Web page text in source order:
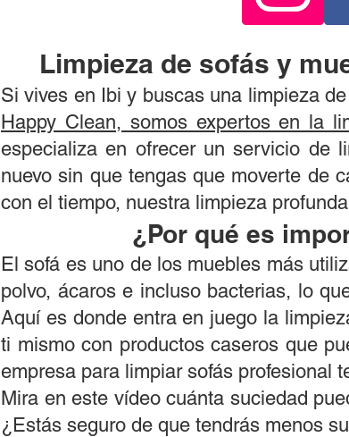
Limpieza de sofás y
Si vives en Ibi y buscas una limpieza
Happy Clean, somos expertos en la
especializa en ofrecer un servicio de
nuevo sin que tengas que moverte de
con el tiempo, nuestra limpieza
¿Por qué es
El sofá es uno de los muebles más
polvo, ácaros e incluso bacterias, lo
Aquí es donde entra en juego la
ti mismo con productos caseros que
empresa para limpiar sofás profesional
​Mira en este vídeo cuánta suciedad
¿Estás seguro de que tendrás menos